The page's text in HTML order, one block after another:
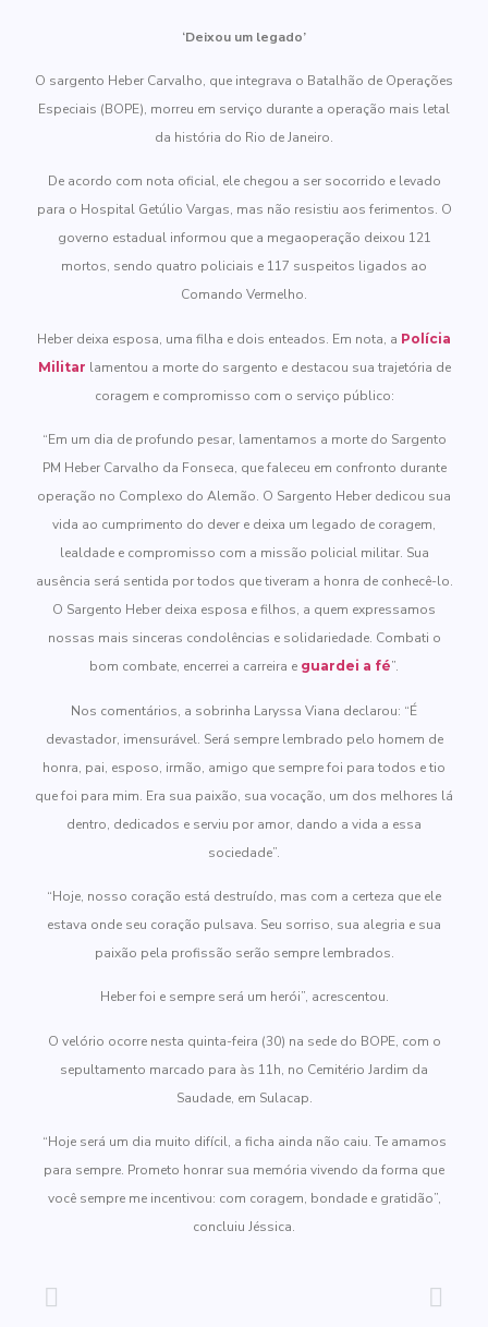
‘Deixou um legado’
O sargento Heber Carvalho, que integrava o Batalhão de Operações
Especiais (BOPE), morreu em serviço durante a operação mais letal
da história do Rio de Janeiro.
De acordo com nota oficial, ele chegou a ser socorrido e levado
para o Hospital Getúlio Vargas, mas não resistiu aos ferimentos. O
governo estadual informou que a megaoperação deixou 121
mortos, sendo quatro policiais e 117 suspeitos ligados ao
Comando Vermelho.
Heber deixa esposa, uma filha e dois enteados. Em nota, a Polícia
Militar lamentou a morte do sargento e destacou sua trajetória de
coragem e compromisso com o serviço público:
“Em um dia de profundo pesar, lamentamos a morte do Sargento
PM Heber Carvalho da Fonseca, que faleceu em confronto durante
operação no Complexo do Alemão. O Sargento Heber dedicou sua
vida ao cumprimento do dever e deixa um legado de coragem,
lealdade e compromisso com a missão policial militar. Sua
ausência será sentida por todos que tiveram a honra de conhecê-lo.
O Sargento Heber deixa esposa e filhos, a quem expressamos
nossas mais sinceras condolências e solidariedade. Combati o
bom combate, encerrei a carreira e guardei a fé”.
Nos comentários, a sobrinha Laryssa Viana declarou: “É
devastador, imensurável. Será sempre lembrado pelo homem de
honra, pai, esposo, irmão, amigo que sempre foi para todos e tio
que foi para mim. Era sua paixão, sua vocação, um dos melhores lá
dentro, dedicados e serviu por amor, dando a vida a essa
sociedade”.
“Hoje, nosso coração está destruído, mas com a certeza que ele
estava onde seu coração pulsava. Seu sorriso, sua alegria e sua
paixão pela profissão serão sempre lembrados.
Heber foi e sempre será um herói”, acrescentou.
O velório ocorre nesta quinta-feira (30) na sede do BOPE, com o
sepultamento marcado para às 11h, no Cemitério Jardim da
Saudade, em Sulacap.
“Hoje será um dia muito difícil, a ficha ainda não caiu. Te amamos
para sempre. Prometo honrar sua memória vivendo da forma que
você sempre me incentivou: com coragem, bondade e gratidão”,
concluiu Jéssica.